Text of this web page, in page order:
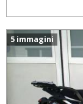
5 immagini